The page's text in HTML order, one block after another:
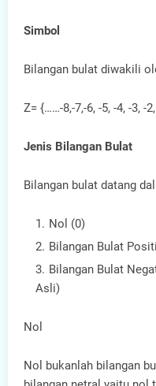
Simbol
Bilangan bulat diwakili
Z= {……-8,-7,-6, -5, -4, -3, -
Jenis Bilangan Bulat
Bilangan bulat datang
Nol (0)
Bilangan Bulat
Bilangan Bulat
Asli)
Nol
Nol bukanlah bilangan